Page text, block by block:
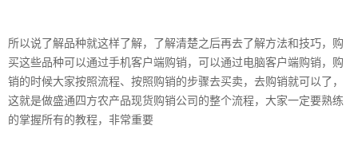
所以说了解品种就这样了解，了解清楚之后再去了解方法和技巧，购
买这些品种可以通过手机客户端购销，可以通过电脑客户端购销，购
销的时候大家按照流程、按照购销的步骤去买卖，去购销就可以了，
这就是做盛通四方农产品现货购销公司的整个流程，大家一定要熟练
的掌握所有的教程，非常重要